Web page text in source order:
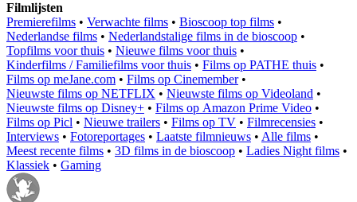
Filmlijsten
Premierefilms • Verwachte films • Bioscoop top films •
Nederlandse films • Nederlandstalige films in de bioscoop •
Topfilms voor thuis • Nieuwe films voor thuis •
Kinderfilms / Familiefilms voor thuis • Films op PATHE thuis •
Films op meJane.com • Films op Cinemember•
Nieuwste films op NETFLIX • Nieuwste films op Videoland •
Nieuwste films op Disney+ • Films op Amazon Prime Video •
Films op Picl • Nieuwe trailers • Films op TV • Filmrecensies •
Interviews • Fotoreportages • Laatste filmnieuws • Alle films •
Meest recente films • 3D films in de bioscoop • Ladies Night films •
Klassiek • Gaming